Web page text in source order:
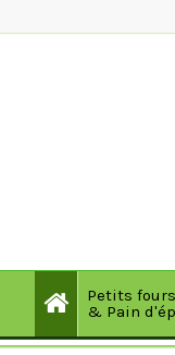
Petits fours
& Pain